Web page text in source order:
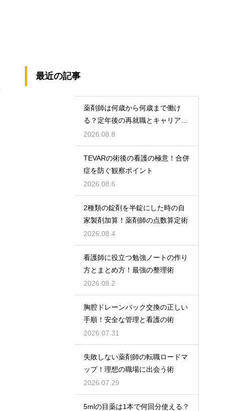
最近の記事
薬剤師は何歳から何歳まで働け
る？定年後の再就職とキャリアの
術
2026.08.8
TEVARの術後の看護の極意！合併
症を防ぐ観察ポイント
2026.08.6
2種類の錠剤を半錠にした時の自
家製剤加算！薬剤師の点数算定術
2026.08.4
看護師に役立つ勉強ノートの作り
方とまとめ方！最強の整理術
2026.08.2
胸腔ドレーンバック交換の正しい
手順！安全な管理と看護の術
2026.07.31
失敗しない薬剤師の転職ロードマ
ップ！理想の職場に出会う術
2026.07.29
5mlの目薬は1本で何回分使える？